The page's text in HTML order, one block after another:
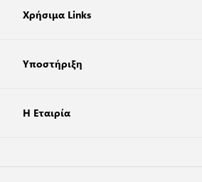
Χρήσιμα Links
Υποστήριξη
Η Εταιρία